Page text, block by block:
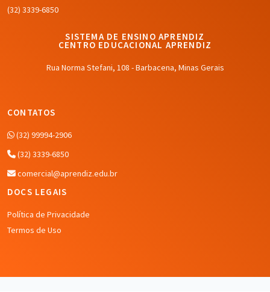
(32) 3339-6850
SISTEMA DE ENSINO APRENDIZ
CENTRO EDUCACIONAL APRENDIZ
Rua Norma Stefani, 108 - Barbacena, Minas Gerais
CONTATOS
(32) 99994-2906
(32) 3339-6850
comercial@aprendiz.edu.br
DOCS LEGAIS
Política de Privacidade
Termos de Uso